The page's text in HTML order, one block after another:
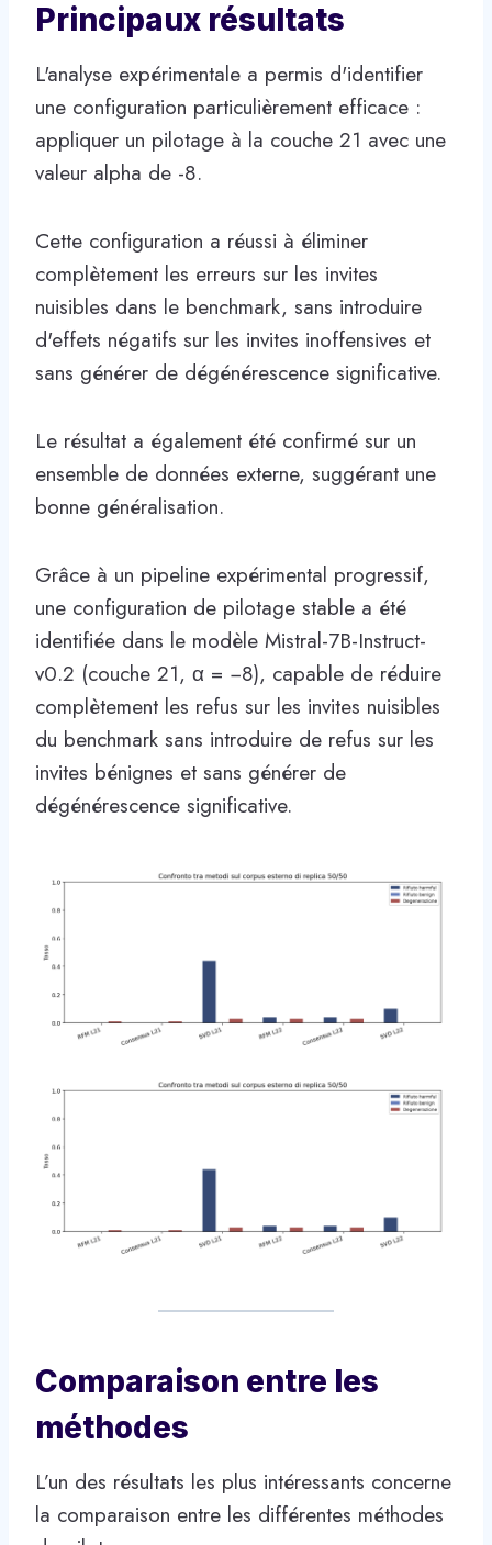
Principaux résultats
L'analyse expérimentale a permis d'identifier
une configuration particulièrement efficace :
appliquer un pilotage à la couche 21 avec une
valeur alpha de -8.
Cette configuration a réussi à éliminer
complètement les erreurs sur les invites
nuisibles dans le benchmark, sans introduire
d'effets négatifs sur les invites inoffensives et
sans générer de dégénérescence significative.
Le résultat a également été confirmé sur un
ensemble de données externe, suggérant une
bonne généralisation.
Grâce à un pipeline expérimental progressif,
une configuration de pilotage stable a été
identifiée dans le modèle Mistral-7B-Instruct-
v0.2 (couche 21, α = −8), capable de réduire
complètement les refus sur les invites nuisibles
du benchmark sans introduire de refus sur les
invites bénignes et sans générer de
dégénérescence significative.
Comparaison entre les
méthodes
L’un des résultats les plus intéressants concerne
la comparaison entre les différentes méthodes